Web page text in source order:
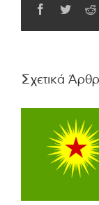
Facebook
Twitter
Σχετικά